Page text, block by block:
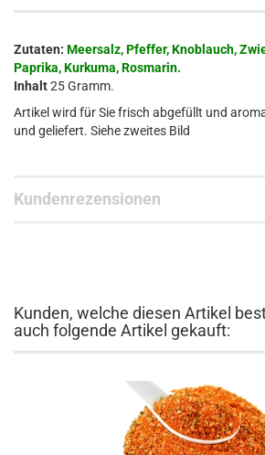
Zutaten: Meersalz, Pfeffer, Knoblauch,
Paprika, Kurkuma, Rosmarin.
Inhalt25 Gramm.
Artikel wird für Sie frisch abgefüllt und
und geliefert. Siehe zweites Bild
Kundenrezensionen
Kunden, welche diesen Artikel
auch folgende Artikel gekauft: